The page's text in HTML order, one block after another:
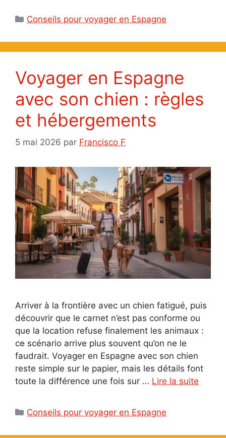
Catégories
Conseils pour voyager en Espagne
Voyager en Espagne
avec son chien : règles
et hébergements
5 mai 2026 par Francisco F
Arriver à la frontière avec un chien fatigué, puis
découvrir que le carnet n’est pas conforme ou
que la location refuse finalement les animaux :
ce scénario arrive plus souvent qu’on ne le
faudrait. Voyager en Espagne avec son chien
reste simple sur le papier, mais les détails font
toute la différence une fois sur … Lire la suite
Catégories
Conseils pour voyager en Espagne